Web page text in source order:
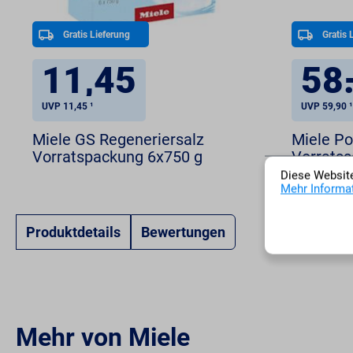
Gratis Lieferung
11,45
UVP 11,45 ¹
Miele GS Regeneriersalz
Vorratspackung 6x750 g
Gratis
58
UVP 59,90 ¹
Miele
Produktdetails Bewertungen
Mehr von Miele
Diese
Mehr